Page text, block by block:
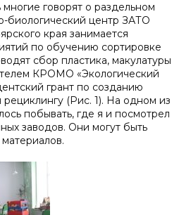
говорят о раздельном
биологический центр ЗАТО
края занимается
по обучению сортировке
сбор пластика, макулатуры
КРОМО «Экологический
грант по созданию
(Рис. 1). На одном из
побывать, где я и посмотрел
заводов. Они могут быть